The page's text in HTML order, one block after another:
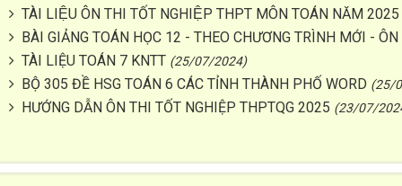
TÀI LIỆU ÔN THI TỐT NGHIỆP THPT MÔN TOÁN NĂM 2025
BÀI GIẢNG TOÁN HỌC 12 - THEO CHƯƠNG TRÌNH MỚI -
TÀI LIỆU TOÁN 7 KNTT (25/07/2024)
BỘ 305 ĐỀ HSG TOÁN 6 CÁC TỈNH THÀNH PHỐ WORD (25/
HƯỚNG DẪN ÔN THI TỐT NGHIỆP THPTQG 2025 (23/07/